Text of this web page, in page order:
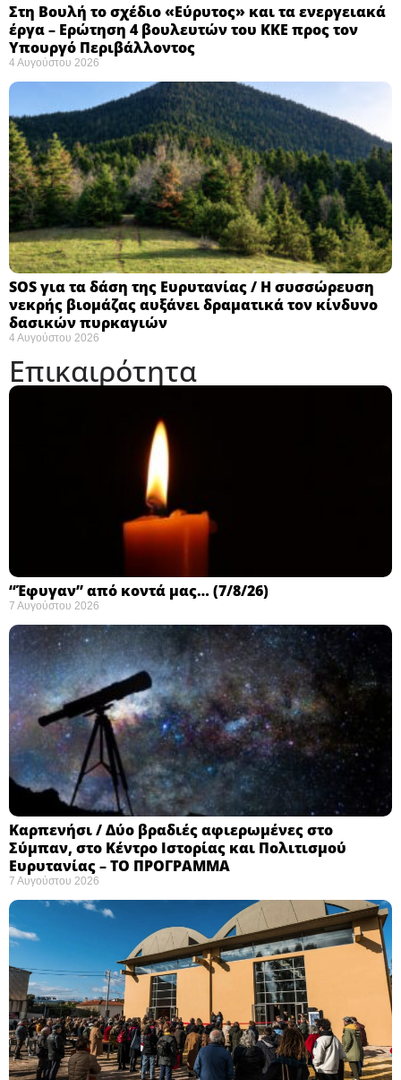
Στη Βουλή το σχέδιο «Εύρυτος» και τα ενεργειακά
έργα – Ερώτηση 4 βουλευτών του ΚΚΕ προς τον
Υπουργό Περιβάλλοντος
4 Αυγούστου 2026
SOS για τα δάση της Ευρυτανίας / Η συσσώρευση
νεκρής βιομάζας αυξάνει δραματικά τον κίνδυνο
δασικών πυρκαγιών
4 Αυγούστου 2026
Επικαιρότητα
“Έφυγαν” από κοντά μας… (7/8/26)
7 Αυγούστου 2026
Καρπενήσι / Δύο βραδιές αφιερωμένες στο
Σύμπαν, στο Κέντρο Ιστορίας και Πολιτισμού
Ευρυτανίας – ΤΟ ΠΡΟΓΡΑΜΜΑ
7 Αυγούστου 2026